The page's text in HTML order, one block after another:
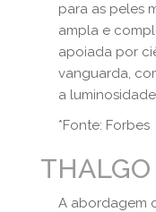
para as peles
ampla e
apoiada por
vanguarda,
a
*Fonte: Forbes
THALGO
A abordagem